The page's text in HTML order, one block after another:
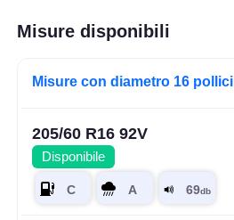
Misure disponibili
Misure con diametro 16 pollici
205/60 R16 92V
Disponibile